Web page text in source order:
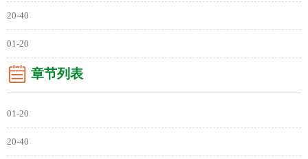
20-40
01-20
章节列表
01-20
20-40